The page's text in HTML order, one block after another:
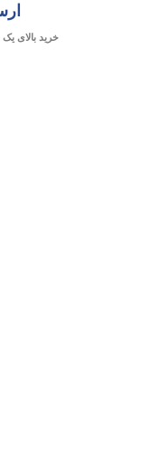
خرید بالای یک